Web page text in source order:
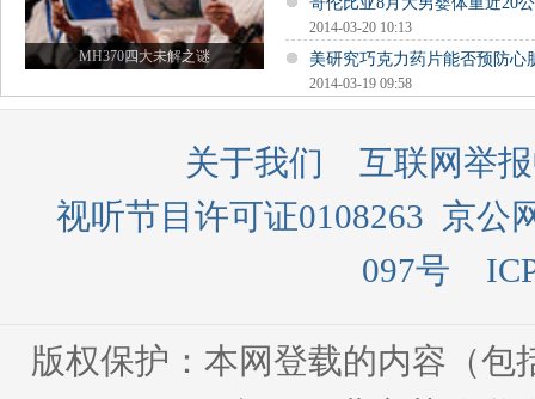
MH370四大未解之谜
2014-03-20 10:13
美研究巧克力药片能否预防心
2014-03-19 09:58
关于我们
互联网举
视听节目许可证0108263 京公
097号
版权保护：本网登载的内容（